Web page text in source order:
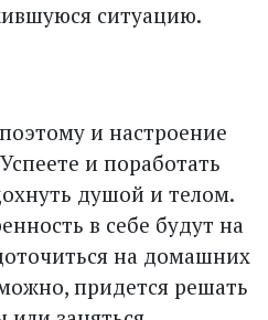
ситуацию.
и настроение
и поработать
душой и телом.
в себе будут на
на домашних
придется решать